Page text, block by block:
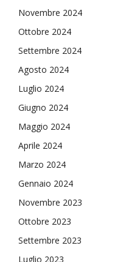
Novembre 2024
Ottobre 2024
Settembre 2024
Agosto 2024
Luglio 2024
Giugno 2024
Maggio 2024
Aprile 2024
Marzo 2024
Gennaio 2024
Novembre 2023
Ottobre 2023
Settembre 2023
Luglio 2023